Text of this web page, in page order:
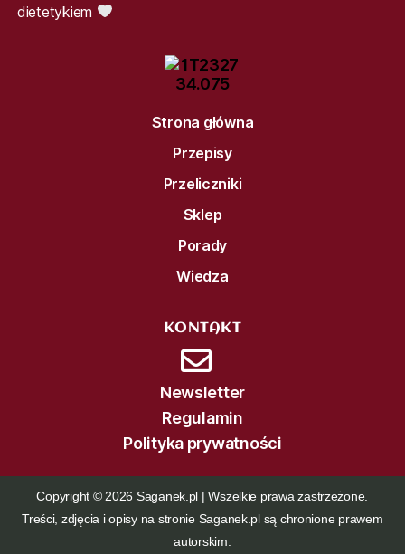
dietetykiem
Strona główna
Przepisy
Przeliczniki
Sklep
Porady
Wiedza
KONTAKT
Newsletter
Regulamin
Polityka prywatności
Copyright © 2026 Saganek.pl | Wszelkie prawa zastrzeżone.
Treści, zdjęcia i opisy na stronie Saganek.pl są chronione prawem
autorskim.